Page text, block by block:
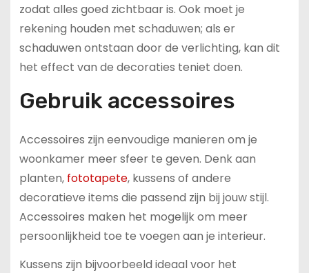
zodat alles goed zichtbaar is. Ook moet je
rekening houden met schaduwen; als er
schaduwen ontstaan door de verlichting, kan dit
het effect van de decoraties teniet doen.
Gebruik accessoires
Accessoires zijn eenvoudige manieren om je
woonkamer meer sfeer te geven. Denk aan
planten, fototapete, kussens of andere
decoratieve items die passend zijn bij jouw stijl.
Accessoires maken het mogelijk om meer
persoonlijkheid toe te voegen aan je interieur.
Kussens zijn bijvoorbeeld ideaal voor het